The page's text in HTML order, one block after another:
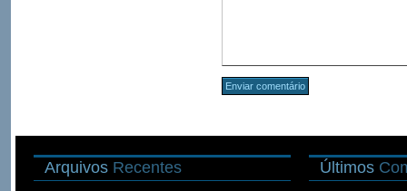
Arquivos Recentes Últimos